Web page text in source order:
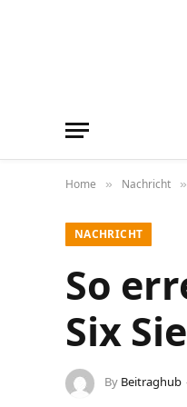
Home » Nachricht »
NACHRICHT
So
Six
By Beitraghub